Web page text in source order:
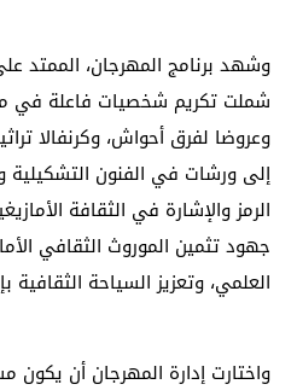
وشهد برنامج المهرجان، الممتد
شملت تكريم شخصيات فاعلة في
وعروضا لفرق أحواش، وكرنفالا
إلى ورشات في الفنون التشكيلية
الرمز والإشارة في الثقافة
جهود تثمين الموروث الثقافي
العلمي، وتعزيز السياحة الثقافية
واختارت إدارة المهرجان أن يكون